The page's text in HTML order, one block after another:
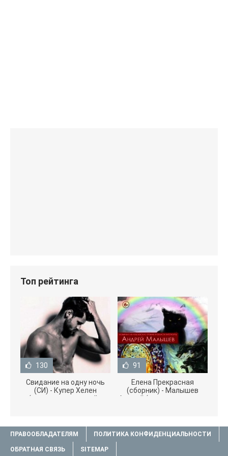
Топ рейтинга
130
Свидание на одну ночь
(СИ) - Купер Хелен
(читать книги онлайн
91
Елена Прекрасная
(сборник) - Малышев
Андрей (книги полностью
ПРАВООБЛАДАТЕЛЯМ ПОЛИТИКА КОНФИДЕНЦИАЛЬНОСТИ
ОБРАТНАЯ СВЯЗЬ SITEMAP